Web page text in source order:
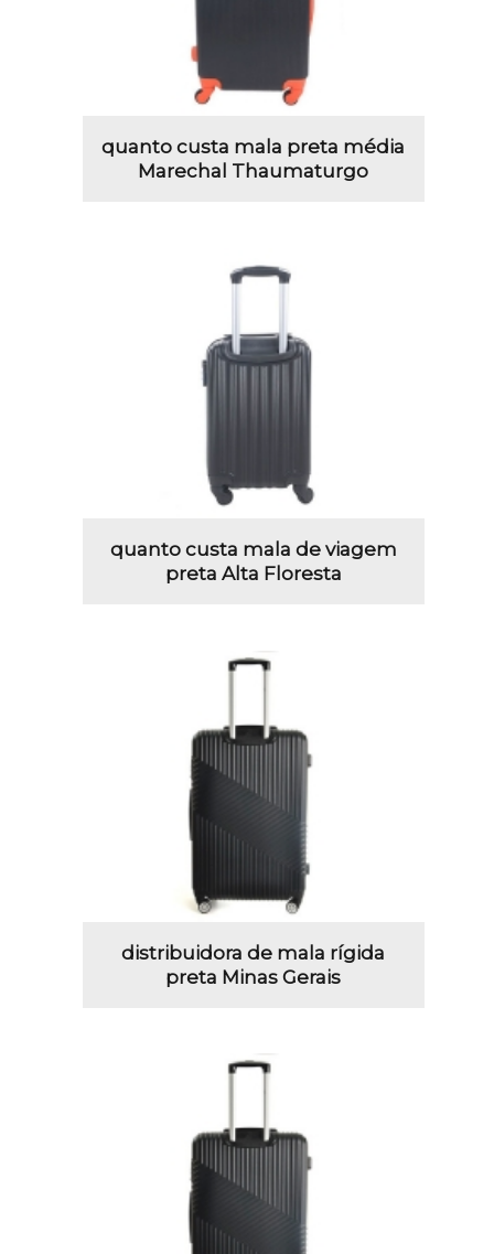
quanto custa mala preta média
Marechal Thaumaturgo
quanto custa mala de viagem
preta Alta Floresta
distribuidora de mala rígida
preta Minas Gerais